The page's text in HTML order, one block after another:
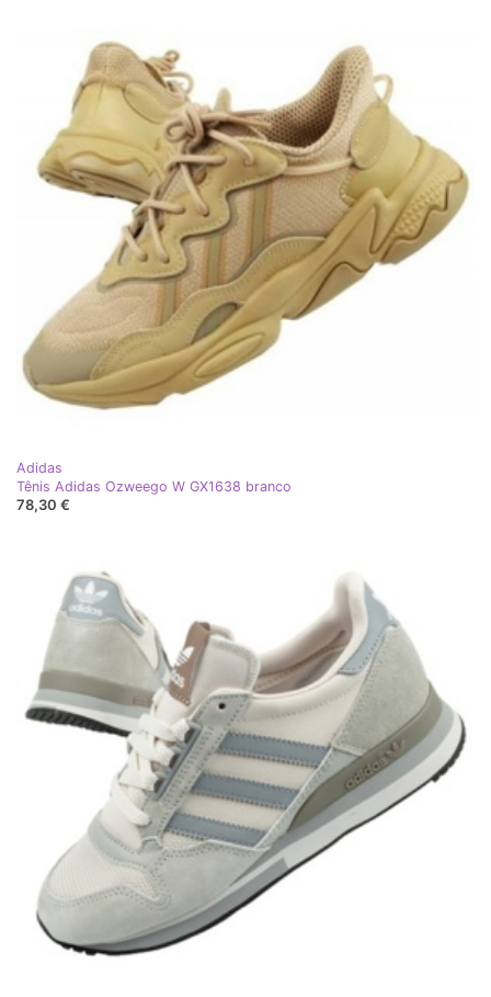
Adidas
Tênis Adidas Ozweego W GX1638 branco
78,30 €